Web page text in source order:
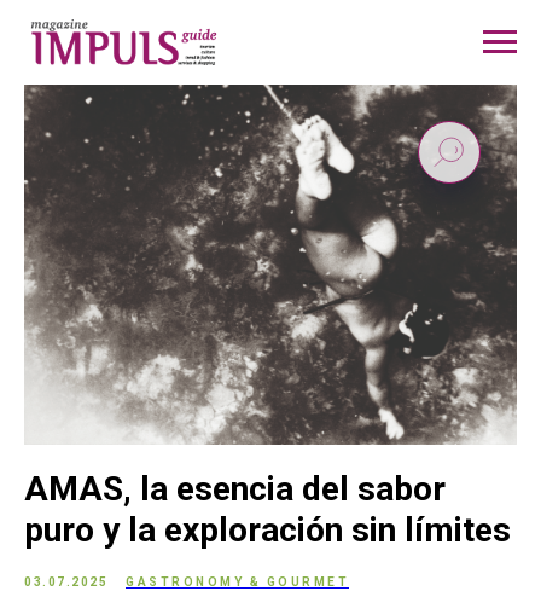
AMAS, la esencia del sabor
puro y la exploración sin límites
03.07.2025 GASTRONOMY & GOURMET